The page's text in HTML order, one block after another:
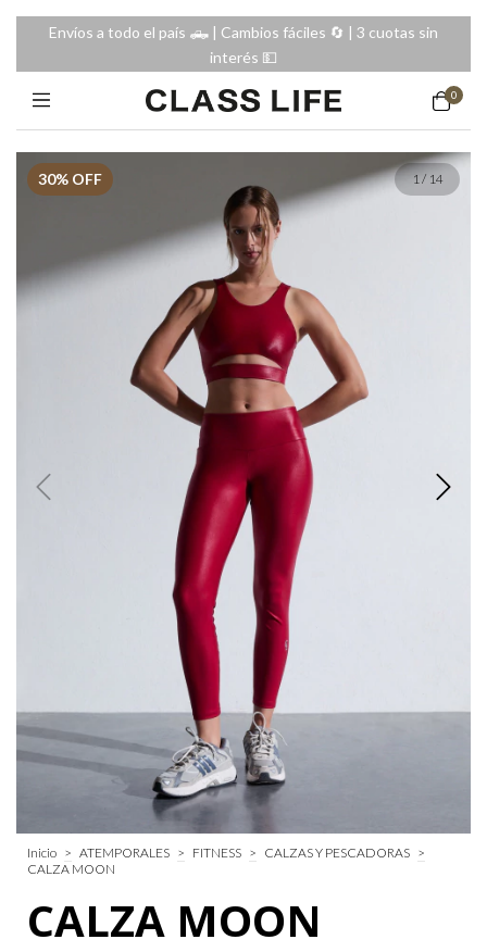
Envíos a todo el país 🛻 | Cambios fáciles 🔄️ | 3 cuotas sin
interés 💵
0
30% OFF 1/ 14
Inicio > ATEMPORALES > FITNESS > CALZAS Y PESCADORAS >
CALZA MOON
CALZA MOON